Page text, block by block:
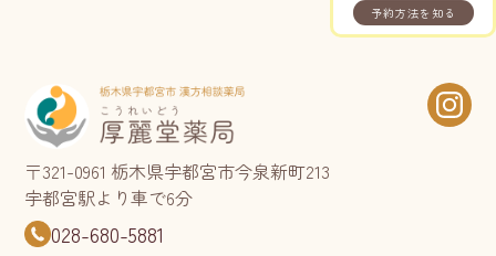
予約方法を知る
〒321-0961 栃木県宇都宮市今泉新町213
宇都宮駅より車で6分
028-680-5881